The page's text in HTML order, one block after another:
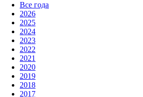
Все года
2026
2025
2024
2023
2022
2021
2020
2019
2018
2017